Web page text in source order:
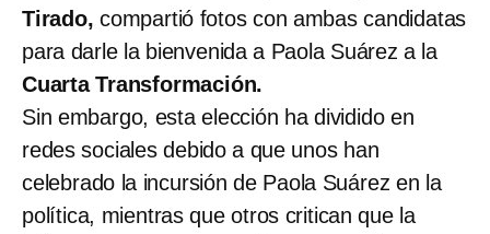
Tirado, compartió fotos con ambas candidatas
para darle la bienvenida a Paola Suárez a la
Cuarta Transformación.
Sin embargo, esta elección ha dividido en
redes sociales debido a que unos han
celebrado la incursión de Paola Suárez en la
política, mientras que otros critican que la